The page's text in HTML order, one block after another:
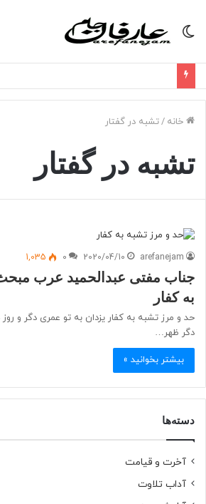
تغییر
خانه /تشبه در گفتار
تشبه در گفتار
arefanejam
2020/04/10
0
1,035
جناب مفتی عبدالحمید عرب
به کفار
حد و مرز تشبه به کفار یزدان به تو عمری دگر و
دگر ظهر…
بیشتر بخوانید »
دسته‌ها
آخرت و قیامت
آداب تلاوت